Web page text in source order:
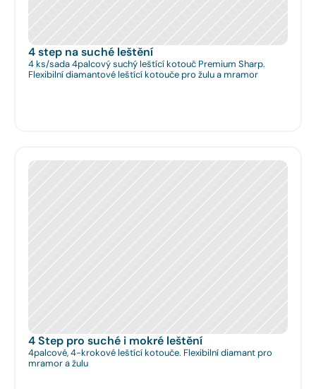
4 step na suché leštění
4 ks/sada 4palcový suchý leštící kotouč Premium Sharp.
Flexibilní diamantové leštící kotouče pro žulu a mramor
4 Step pro suché i mokré leštění
4palcové, 4-krokové leštící kotouče. Flexibilní diamant pro
mramor a žulu